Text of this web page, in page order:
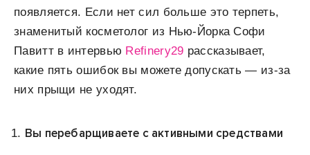
появляется. Если нет сил больше это терпеть,
знаменитый косметолог из Нью-Йорка Софи
Павитт в интервью Refinery29 рассказывает,
какие пять ошибок вы можете допускать — из-за
них прыщи не уходят.
Вы перебарщиваете с активными средствами